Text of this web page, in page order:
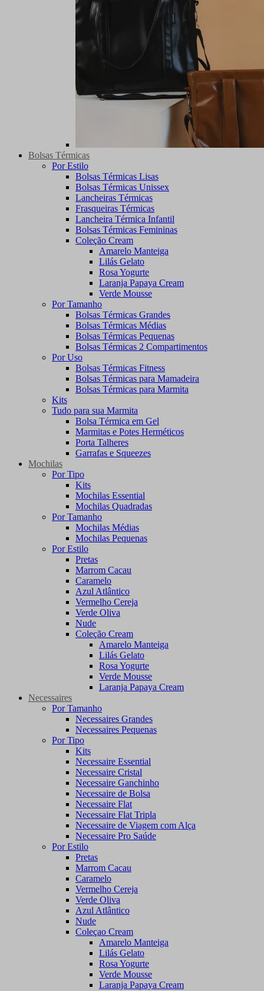
Bolsas Térmicas
Por Estilo
Bolsas Térmicas Lisas
Bolsas Térmicas Unissex
Lancheiras Térmicas
Frasqueiras Térmicas
Lancheira Térmica Infantil
Bolsas Térmicas Femininas
Coleção Cream
Amarelo Manteiga
Lilás Gelato
Rosa Yogurte
Laranja Papaya Cream
Verde Mousse
Por Tamanho
Bolsas Térmicas Grandes
Bolsas Térmicas Médias
Bolsas Térmicas Pequenas
Bolsas Térmicas 2 Compartimentos
Por Uso
Bolsas Térmicas Fitness
Bolsas Térmicas para Mamadeira
Bolsas Térmicas para Marmita
Kits
Tudo para sua Marmita
Bolsa Térmica em Gel
Marmitas e Potes Herméticos
Porta Talheres
Garrafas e Squeezes
Mochilas
Por Tipo
Kits
Mochilas Essential
Mochilas Quadradas
Por Tamanho
Mochilas Médias
Mochilas Pequenas
Por Estilo
Pretas
Marrom Cacau
Caramelo
Azul Atlântico
Vermelho Cereja
Verde Oliva
Nude
Coleção Cream
Amarelo Manteiga
Lilás Gelato
Rosa Yogurte
Verde Mousse
Laranja Papaya Cream
Necessaires
Por Tamanho
Necessaires Grandes
Necessaires Pequenas
Por Tipo
Kits
Necessaire Essential
Necessaire Cristal
Necessaire Ganchinho
Necessaire de Bolsa
Necessaire Flat
Necessaire Flat Tripla
Necessaire de Viagem com Alça
Necessaire Pro Saúde
Por Estilo
Pretas
Marrom Cacau
Caramelo
Vermelho Cereja
Verde Oliva
Azul Atlântico
Nude
Coleçao Cream
Amarelo Manteiga
Lilás Gelato
Rosa Yogurte
Verde Mousse
Laranja Papaya Cream